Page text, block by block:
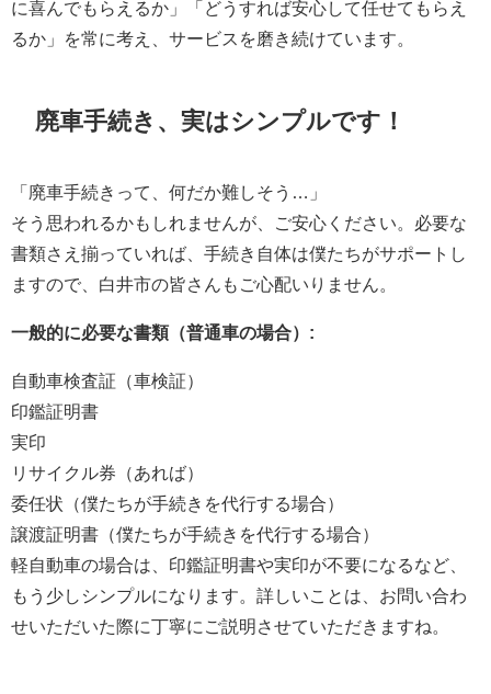
に喜んでもらえるか」「どうすれば安心して任せてもらえ
るか」を常に考え、サービスを磨き続けています。
廃車手続き、実はシンプルです！
「廃車手続きって、何だか難しそう…」
そう思われるかもしれませんが、ご安心ください。必要な
書類さえ揃っていれば、手続き自体は僕たちがサポートし
ますので、白井市の皆さんもご心配いりません。
一般的に必要な書類（普通車の場合）:
自動車検査証（車検証）
印鑑証明書
実印
リサイクル券（あれば）
委任状（僕たちが手続きを代行する場合）
譲渡証明書（僕たちが手続きを代行する場合）
軽自動車の場合は、印鑑証明書や実印が不要になるなど、
もう少しシンプルになります。詳しいことは、お問い合わ
せいただいた際に丁寧にご説明させていただきますね。